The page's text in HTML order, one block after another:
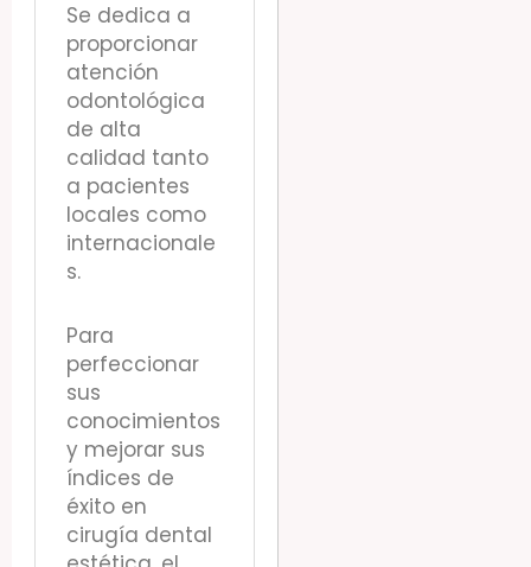
Se dedica a
proporcionar
atención
odontológica
de alta
calidad tanto
a pacientes
locales como
internacionale
s.
Para
perfeccionar
sus
conocimientos
y mejorar sus
índices de
éxito en
cirugía dental